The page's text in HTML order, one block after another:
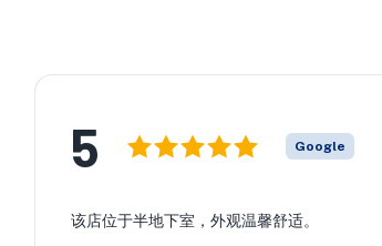
5 Google
该店位于半地下室，外观温馨舒适。